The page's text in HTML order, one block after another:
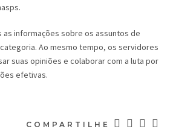
informações sobre os assuntos de
Ao mesmo tempo, os servidores
suas opiniões e colaborar com a luta por
efetivas.
COMPARTILHE